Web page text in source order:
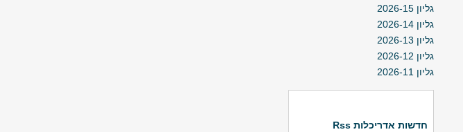
גליון 2026-15
גליון 2026-14
גליון 2026-13
גליון 2026-12
גליון 2026-11
חדשות אדריכלות Rss